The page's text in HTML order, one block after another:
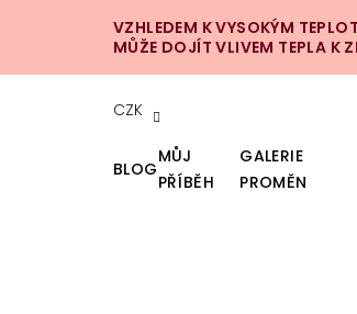
VZHLEDEM K VYSOKÝM
MŮŽE DOJÍT VLIVEM TEPLA K
CZK
BLOG
MŮJ
PŘÍBĚH
GALERIE
PROMĚN